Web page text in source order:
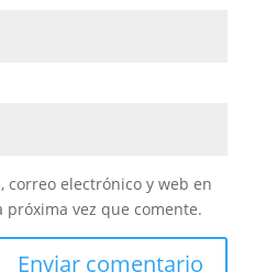
correo electrónico y web en
próxima vez que comente.